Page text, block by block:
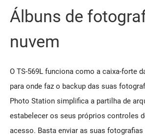
Álbuns de
nuvem
O TS-569L funciona como a caixa-forte
para onde faz o backup das suas
Photo Station simplifica a partilha de
estabelecer os seus próprios controles
acesso. Basta enviar as suas fotografias